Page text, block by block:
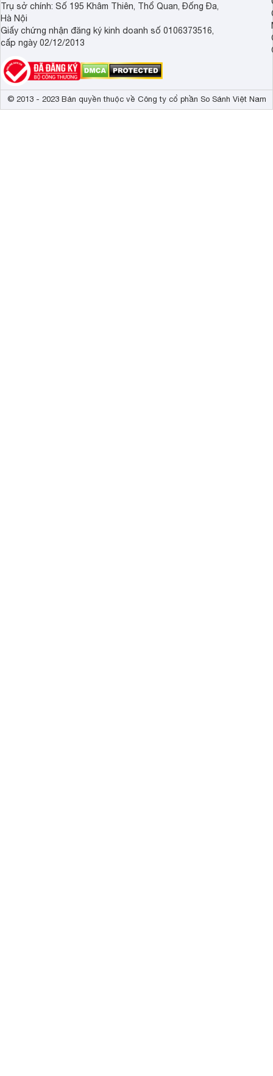
Trụ sở chính: Số 195 Khâm Thiên, Thổ Quan, Đống Đa,
Hà Nội
Giấy chứng nhận đăng ký kinh doanh số 0106373516,
cấp ngày 02/12/2013
© 2013 - 2023 Bản quyền thuộc về Công ty cổ phần So Sánh Việt Nam